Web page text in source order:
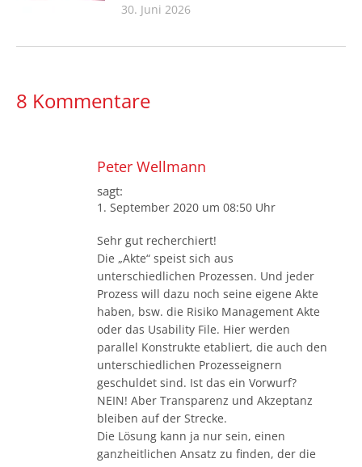
30. Juni 2026
8 Kommentare
Peter Wellmann
sagt:
1. September 2020 um 08:50 Uhr
Sehr gut recherchiert!
Die „Akte“ speist sich aus
unterschiedlichen Prozessen. Und jeder
Prozess will dazu noch seine eigene Akte
haben, bsw. die Risiko Management Akte
oder das Usability File. Hier werden
parallel Konstrukte etabliert, die auch den
unterschiedlichen Prozesseignern
geschuldet sind. Ist das ein Vorwurf?
NEIN! Aber Transparenz und Akzeptanz
bleiben auf der Strecke.
Die Lösung kann ja nur sein, einen
ganzheitlichen Ansatz zu finden, der die